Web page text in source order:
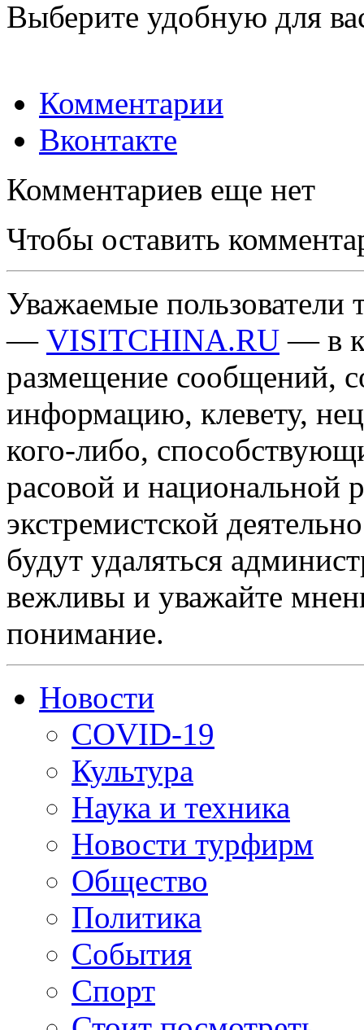
Выберите удобную для
Комментарии
Вконтакте
Комментариев еще нет
Чтобы оставить
Уважаемые пользователи
— VISITCHINA.RU — в
размещение сообщений,
информацию, клевету,
кого-либо,
расовой и национальной
экстремистской
будут удаляться
вежливы и уважайте
понимание.
Новости
COVID-19
Культура
Наука и техника
Новости турфирм
Общество
Политика
События
Спорт